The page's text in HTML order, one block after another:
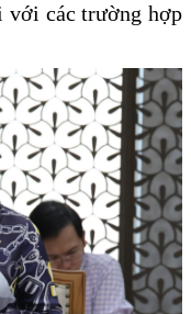
với các trường hợp